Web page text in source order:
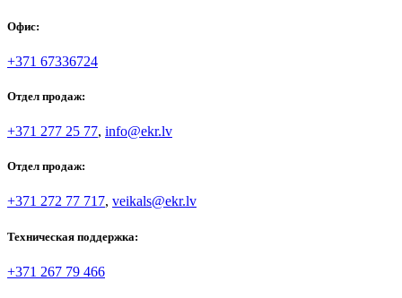
Офис:
+371 67336724
Отдел продаж:
+371 277 25 77, info@ekr.lv
Отдел продаж:
+371 272 77 717, veikals@ekr.lv
Техническая поддержка:
+371 267 79 466